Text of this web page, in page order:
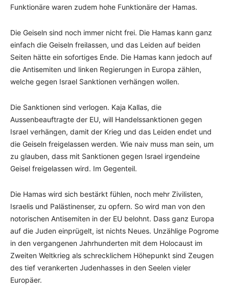
Funktionäre waren zudem hohe Funktionäre der Hamas.
Die Geiseln sind noch immer nicht frei. Die Hamas kann ganz
einfach die Geiseln freilassen, und das Leiden auf beiden
Seiten hätte ein sofortiges Ende. Die Hamas kann jedoch auf
die Antisemiten und linken Regierungen in Europa zählen,
welche gegen Israel Sanktionen verhängen wollen.
Die Sanktionen sind verlogen. Kaja Kallas, die
Aussenbeauftragte der EU, will Handelssanktionen gegen
Israel verhängen, damit der Krieg und das Leiden endet und
die Geiseln freigelassen werden. Wie naiv muss man sein, um
zu glauben, dass mit Sanktionen gegen Israel irgendeine
Geisel freigelassen wird. Im Gegenteil.
Die Hamas wird sich bestärkt fühlen, noch mehr Zivilisten,
Israelis und Palästinenser, zu opfern. So wird man von den
notorischen Antisemiten in der EU belohnt. Dass ganz Europa
auf die Juden einprügelt, ist nichts Neues. Unzählige Pogrome
in den vergangenen Jahrhunderten mit dem Holocaust im
Zweiten Weltkrieg als schrecklichem Höhepunkt sind Zeugen
des tief verankerten Judenhasses in den Seelen vieler
Europäer.